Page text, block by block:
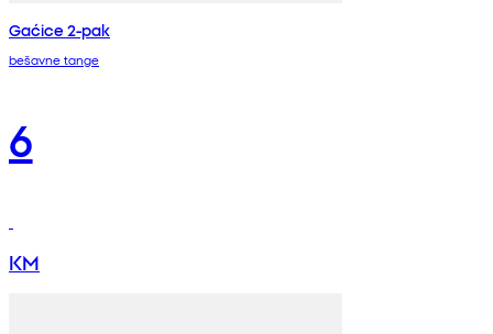
Gaćice 2-pak
bešavne tange
6
KM